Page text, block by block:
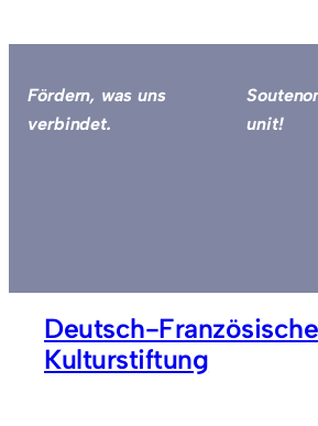
Inhalt
Fördern, was uns
verbindet.
unit!
Deutsch-Französische
Kulturstiftung